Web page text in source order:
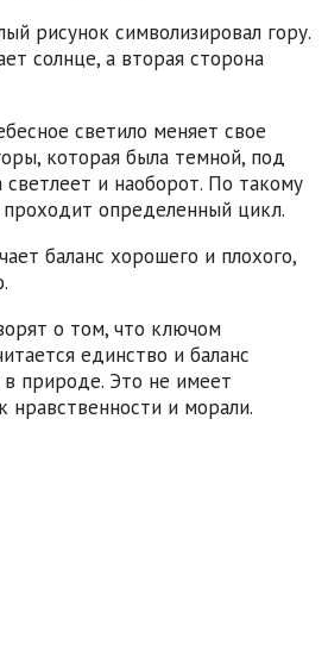
рисунок символизировал гору.
солнце, а вторая сторона
светило меняет свое
которая была темной, под
светлеет и наоборот. По такому
определенный цикл.
баланс хорошего и плохого,
о том, что ключом
единство и баланс
природе. Это не имеет
нравственности и морали.